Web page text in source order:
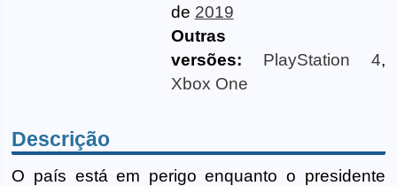
de 2019
Outras
versões:
PlayStation 4,
Xbox One
Descrição
O país está em perigo enquanto o presidente